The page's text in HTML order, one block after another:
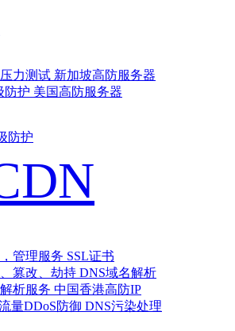
力测试 新加坡高防服务器
防护 美国高防服务器
防护
管理服务 SSL证书
篡改、劫持 DNS域名解析
析服务 中国香港高防IP
量DDoS防御 DNS污染处理